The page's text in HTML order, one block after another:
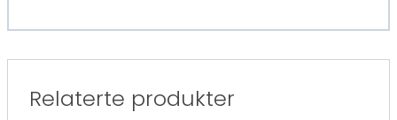
Relaterte produkter